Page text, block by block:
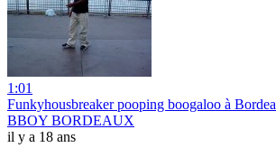
1:01
Funkyhousbreaker pooping boogaloo à
BBOY BORDEAUX
il y a 18 ans